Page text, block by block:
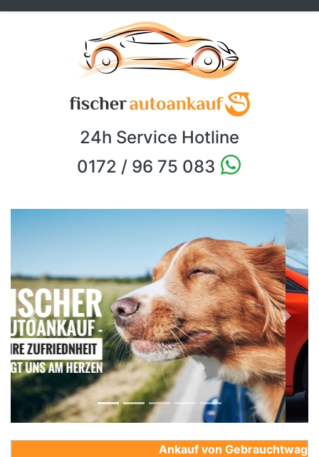
24h Service Hotline
0172 / 96 75 083
Previous Next
Ankauf von